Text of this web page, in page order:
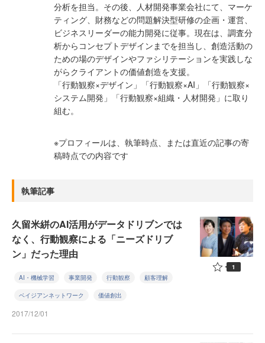
分析を担当。その後、人材開発事業会社にて、マーケ
ティング、財務などの問題解決型研修の企画・運営、
ビジネスリーダーの能力開発に従事。現在は、調査分
析からコンセプトデザインまでを担当し、創造活動の
ための場のデザインやファシリテーションを実践しな
がらクライアントの価値創造を支援。
「行動観察×デザイン」「行動観察×AI」「行動観察×
システム開発」「行動観察×組織・人材開発」に取り
組む。
※プロフィールは、執筆時点、または直近の記事の寄
稿時点での内容です
執筆記事
久留米絣のAI活用がデータドリブンでは
なく、行動観察による「ニーズドリブ
ン」だった理由
AI・機械学習 事業開発 行動観察 顧客理解
ベイジアンネットワーク 価値創出
2017/12/01
1